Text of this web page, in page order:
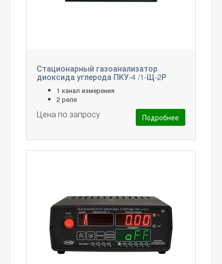
Стационарный газоанализатор
диоксида углерода ПКУ-4 /1-Щ-2Р
1 канал измерения
2 реле
Цена по запросу Подробнее